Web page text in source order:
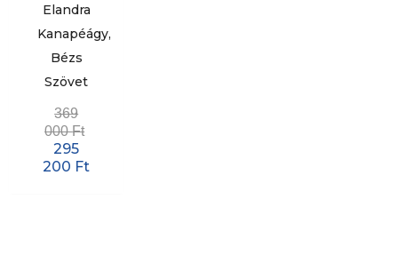
Elandra
Kanapéágy,
Bézs
Szövet
369
000Ft
295
200 Ft